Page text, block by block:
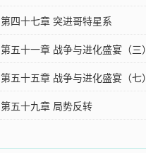
第四十七章 突进哥特星系
第五十一章 战争与进化盛宴（三）
第五十五章 战争与进化盛宴（七）
第五十九章 局势反转